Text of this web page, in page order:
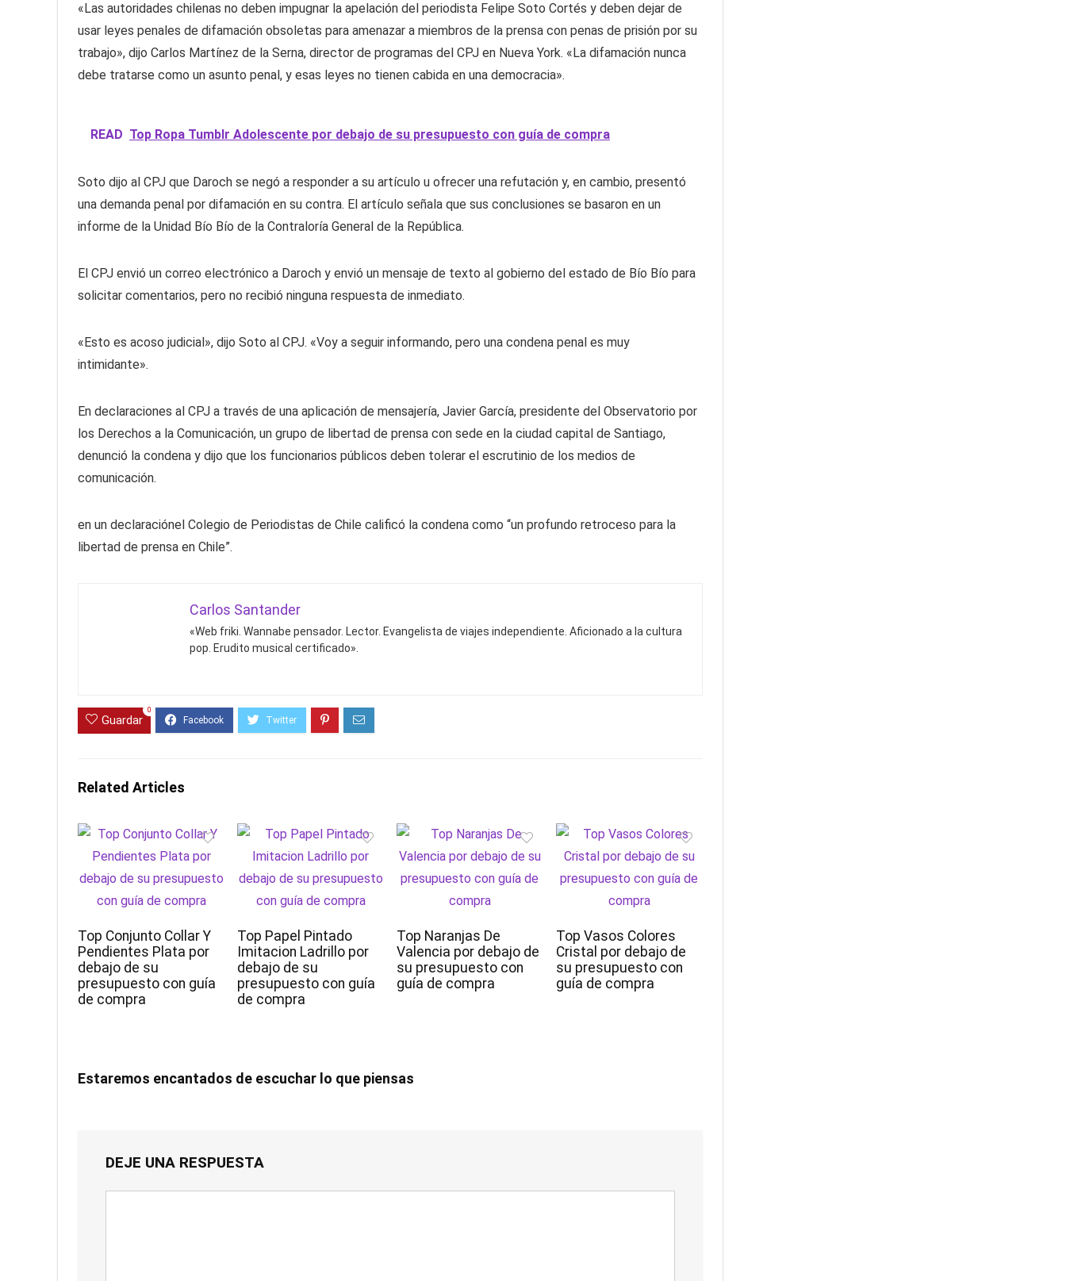
«Las autoridades chilenas no deben impugnar la apelación del periodista Felipe Soto Cortés y deben dejar de
usar leyes penales de difamación obsoletas para amenazar a miembros de la prensa con penas de prisión por su
trabajo», dijo Carlos Martínez de la Serna, director de programas del CPJ en Nueva York. «La difamación nunca
debe tratarse como un asunto penal, y esas leyes no tienen cabida en una democracia».
READ Top Ropa Tumblr Adolescente por debajo de su presupuesto con guía de compra
Soto dijo al CPJ que Daroch se negó a responder a su artículo u ofrecer una refutación y, en cambio, presentó
una demanda penal por difamación en su contra. El artículo señala que sus conclusiones se basaron en un
informe de la Unidad Bío Bío de la Contraloría General de la República.
El CPJ envió un correo electrónico a Daroch y envió un mensaje de texto al gobierno del estado de Bío Bío para
solicitar comentarios, pero no recibió ninguna respuesta de inmediato.
«Esto es acoso judicial», dijo Soto al CPJ. «Voy a seguir informando, pero una condena penal es muy
intimidante».
En declaraciones al CPJ a través de una aplicación de mensajería, Javier García, presidente del Observatorio por
los Derechos a la Comunicación, un grupo de libertad de prensa con sede en la ciudad capital de Santiago,
denunció la condena y dijo que los funcionarios públicos deben tolerar el escrutinio de los medios de
comunicación.
en un declaraciónel Colegio de Periodistas de Chile calificó la condena como “un profundo retroceso para la
libertad de prensa en Chile”.
Carlos Santander
«Web friki. Wannabe pensador. Lector. Evangelista de viajes independiente. Aficionado a la cultura
pop. Erudito musical certificado».
Guardar
0
Related Articles
Top Conjunto Collar Y
Pendientes Plata por
debajo de su
presupuesto con guía
de compra
Top Papel Pintado
Imitacion Ladrillo por
debajo de su
presupuesto con guía
de compra
Top Naranjas De
Valencia por debajo de
su presupuesto con
guía de compra
Top Vasos Colores
Cristal por debajo de
su presupuesto con
guía de compra
Estaremos encantados de escuchar lo que piensas
DEJE UNA RESPUESTA